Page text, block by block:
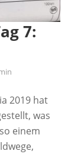
7:
2019 hat
was
einem